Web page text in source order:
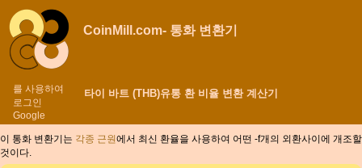
를 사용하여
로그인
Google
CoinMill.com- 통화 변환기
타이 바트 (THB)유통 환 비율 변환 계산기
이 통화 변환기는 각종 근원에서 최신 환율을 사용하여 어떤 -f개의 외환사이에 개조할
것이다.